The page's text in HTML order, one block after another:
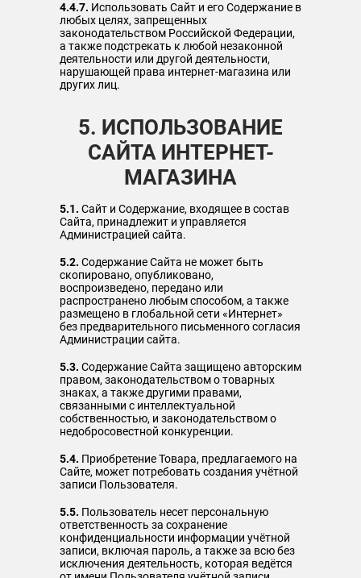
4.4.7. Использовать Сайт и его Содержание в
любых целях, запрещенных
законодательством Российской Федерации,
а также подстрекать к любой незаконной
деятельности или другой деятельности,
нарушающей права интернет-магазина или
других лиц.
5. ИСПОЛЬЗОВАНИЕ
САЙТА ИНТЕРНЕТ-
МАГАЗИНА
5.1. Сайт и Содержание, входящее в состав
Сайта, принадлежит и управляется
Администрацией сайта.
5.2. Содержание Сайта не может быть
скопировано, опубликовано,
воспроизведено, передано или
распространено любым способом, а также
размещено в глобальной сети «Интернет»
без предварительного письменного согласия
Администрации сайта.
5.3. Содержание Сайта защищено авторским
правом, законодательством о товарных
знаках, а также другими правами,
связанными с интеллектуальной
собственностью, и законодательством о
недобросовестной конкуренции.
5.4. Приобретение Товара, предлагаемого на
Сайте, может потребовать создания учётной
записи Пользователя.
5.5. Пользователь несет персональную
ответственность за сохранение
конфиденциальности информации учётной
записи, включая пароль, а также за всю без
исключения деятельность, которая ведётся